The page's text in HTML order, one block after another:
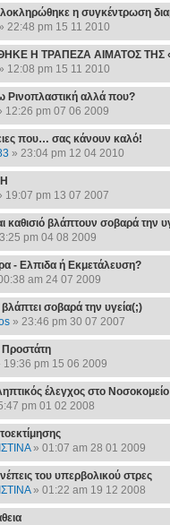
η συγκέντρωση
22:48 pm 15 11 2010
Η ΤΡΑΠΕΖΑ ΑΙΜΑΤΟΣ ΤΗΣ
12:08 pm 15 11 2010
Ρινοπλαστική αλλά που?
12:26 pm 07 06 2009
που… σας κάνουν καλό!
» 23:04 pm 12 04 2010
19:07 pm 13 07 2007
καθισιό βλάπτουν σοβαρά την
pm 04 08 2009
- Ελπιδα ή Εκμετάλευση?
am 24 07 2009
σοβαρά την υγεία(;)
» 23:46 pm 30 07 2007
Προστάτη
19:36 pm 15 06 2009
έλεγχος στο
pm 01 02 2008
» 01:07 am 28 01 2009
του υπερβολικού στρες
» 01:22 am 19 12 2008